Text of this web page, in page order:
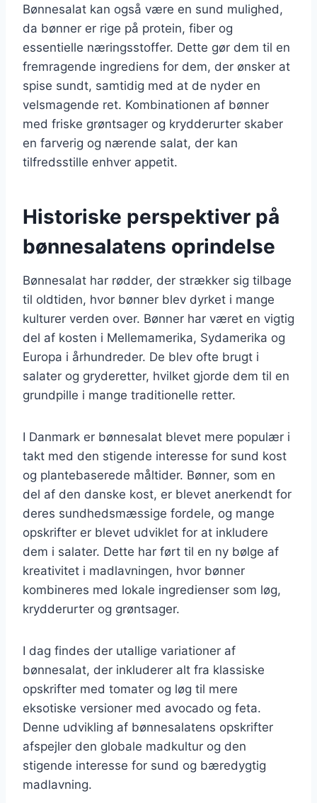
Bønnesalat kan også være en sund mulighed,
da bønner er rige på protein, fiber og
essentielle næringsstoffer. Dette gør dem til en
fremragende ingrediens for dem, der ønsker at
spise sundt, samtidig med at de nyder en
velsmagende ret. Kombinationen af bønner
med friske grøntsager og krydderurter skaber
en farverig og nærende salat, der kan
tilfredsstille enhver appetit.
Historiske perspektiver på
bønnesalatens oprindelse
Bønnesalat har rødder, der strækker sig tilbage
til oldtiden, hvor bønner blev dyrket i mange
kulturer verden over. Bønner har været en vigtig
del af kosten i Mellemamerika, Sydamerika og
Europa i århundreder. De blev ofte brugt i
salater og gryderetter, hvilket gjorde dem til en
grundpille i mange traditionelle retter.
I Danmark er bønnesalat blevet mere populær i
takt med den stigende interesse for sund kost
og plantebaserede måltider. Bønner, som en
del af den danske kost, er blevet anerkendt for
deres sundhedsmæssige fordele, og mange
opskrifter er blevet udviklet for at inkludere
dem i salater. Dette har ført til en ny bølge af
kreativitet i madlavningen, hvor bønner
kombineres med lokale ingredienser som løg,
krydderurter og grøntsager.
I dag findes der utallige variationer af
bønnesalat, der inkluderer alt fra klassiske
opskrifter med tomater og løg til mere
eksotiske versioner med avocado og feta.
Denne udvikling af bønnesalatens opskrifter
afspejler den globale madkultur og den
stigende interesse for sund og bæredygtig
madlavning.